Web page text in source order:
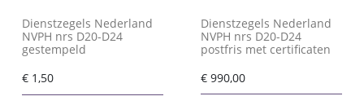
Dienstzegels Nederland
NVPH nrs D20-D24
gestempeld
€ 1,50
Dienstzegels Nederland
NVPH nrs D20-D24
postfris met certificaten
€ 990,00